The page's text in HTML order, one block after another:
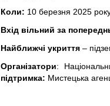
Коли: 10 березня 2025
Вхід вільний за
Найближчі укриття –
Організатори:
підтримка: Мистецька